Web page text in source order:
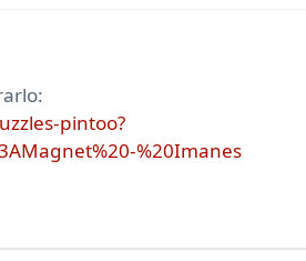
pintoo?
%20Imanes